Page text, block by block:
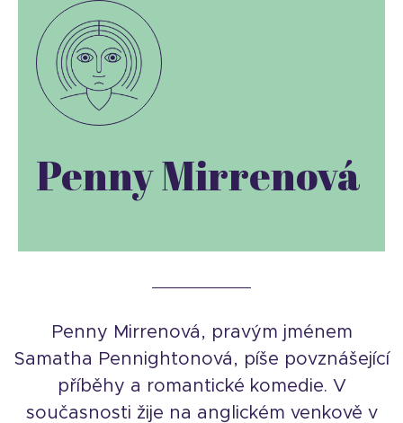
Penny Mirrenová
Penny Mirrenová, pravým jménem
Samatha Pennightonová, píše povznášející
příběhy a romantické komedie. V
současnosti žije na anglickém venkově v